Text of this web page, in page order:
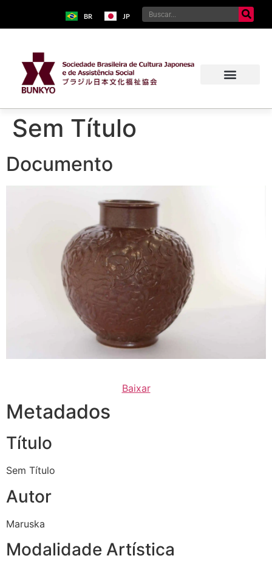
BR JP
Sem Título
Documento
Baixar
Metadados
Título
Sem Título
Autor
Maruska
Modalidade Artística